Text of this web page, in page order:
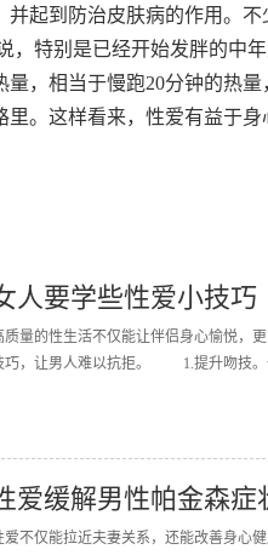
并起到防治皮肤病的作用。
，特别是已经开始发胖的中
量，相当于慢跑20分钟的热
。这样看来，性爱有益于身
人要学些性爱小技巧
质量的性生活不仅能让伴侣身心愉悦，
巧，让男人难以抗拒。 1.提升吻技。
爱缓解男性帕金森症
爱不仅能拉近夫妻关系，还能改善身